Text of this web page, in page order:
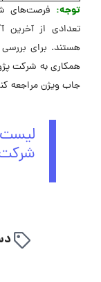
توجه: فرصت‌های
تعدادی از
هستند. برای
همکاری به شرکت
جاب ویژن مراجعه